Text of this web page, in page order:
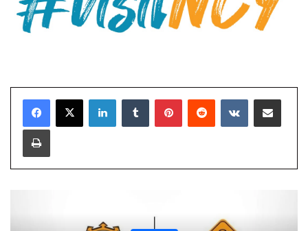
LinkedInTumblr PinterestReddit VKontakteE-Posta ile paylaş
Yazdır